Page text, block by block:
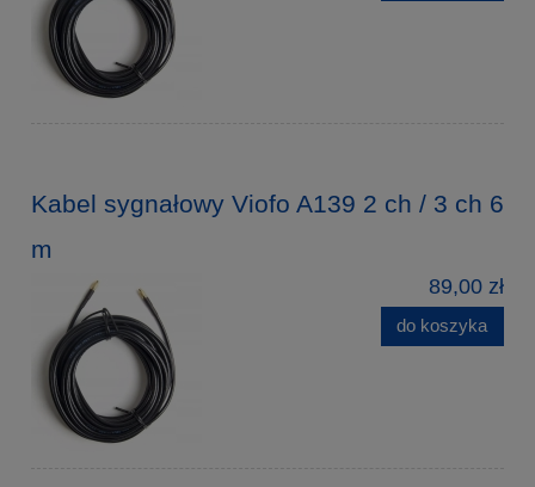
Kabel sygnałowy Viofo A139 2 ch / 3 ch 6
m
89,00 zł
do koszyka